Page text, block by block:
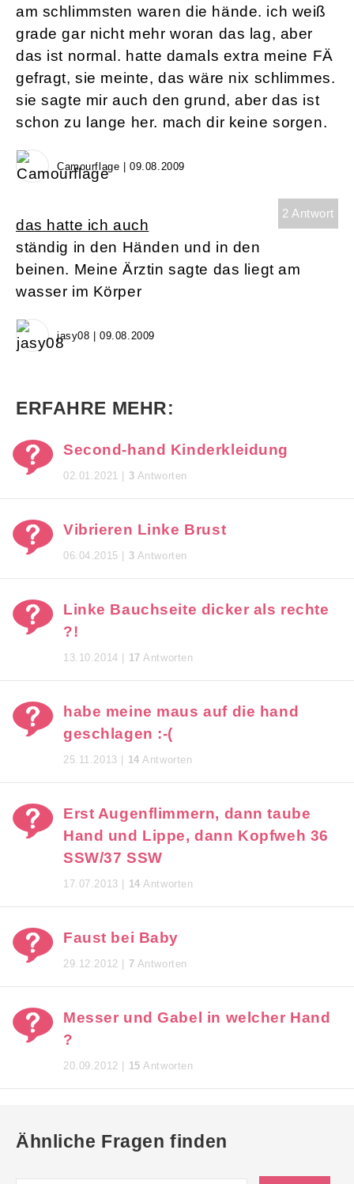
am schlimmsten waren die hände. ich weiß
grade gar nicht mehr woran das lag, aber
das ist normal. hatte damals extra meine FÄ
gefragt, sie meinte, das wäre nix schlimmes.
sie sagte mir auch den grund, aber das ist
schon zu lange her. mach dir keine sorgen.
Camourflage | 09.08.2009
2 Antwort
das hatte ich auch
ständig in den Händen und in den
beinen. Meine Ärztin sagte das liegt am
wasser im Körper
jasy08 | 09.08.2009
ERFAHRE MEHR:
Second-hand Kinderkleidung
02.01.2021 | 3 Antworten
Vibrieren Linke Brust
06.04.2015 | 3 Antworten
Linke Bauchseite dicker als rechte
?!
13.10.2014 | 17 Antworten
habe meine maus auf die hand
geschlagen :-(
25.11.2013 | 14 Antworten
Erst Augenflimmern, dann taube
Hand und Lippe, dann Kopfweh 36
SSW/37 SSW
17.07.2013 | 14 Antworten
Faust bei Baby
29.12.2012 | 7 Antworten
Messer und Gabel in welcher Hand
?
20.09.2012 | 15 Antworten
Ähnliche Fragen finden